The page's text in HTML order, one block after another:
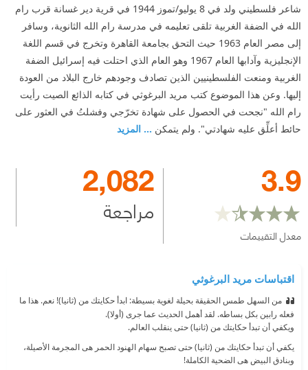
شاعر فلسطيني ولد في 8 يوليو/تموز 1944 في قرية دير غسانة قرب رام
الله في الضفة الغربية تلقى تعليمه في مدرسة رام الله الثانوية، وسافر
إلى مصر العام 1963 حيث التحق بجامعة القاهرة وتخرج في قسم اللغة
الإنجليزية وآدابها العام 1967 وهو العام الذي احتلت فيه إسرائيل الضفة
الغربية ومنعت الفلسطينيين الذين تصادف وجودهم خارج البلاد من العودة
إليها. وعن هذا الموضوع كتب مريد البرغوثي في كتابه الذائع الصيت رأيت
رام الله "نجحت في الحصول على شهادة تخرّجي وفشلتُ في العثور على
حائط أعلِّق عليه شهادتي". ولم يتمكن ... المزيد
3.9
معدل التقييمات
2,082
مراجعة
اقتباسات مريد البرغوثي
من السهل طمس الحقيقة بحيلة لغوية بسيطة: ابدأ حكايتك من (ثانيا)! نعم. هذا ما
فعله رابين بكل بساطه. لقد أهمل الحديث عما جرى (أولا).
ويكفي أن تبدأ حكايتك من (ثانيا) حتى ينقلب العالم.
يكفي أن تبدأ حكايتك من (ثانيا) حتى تصبح سهام الهنود الحمر هى المجرمة الأصيلة،
وبنادق البيض هى الضحية الكاملة!